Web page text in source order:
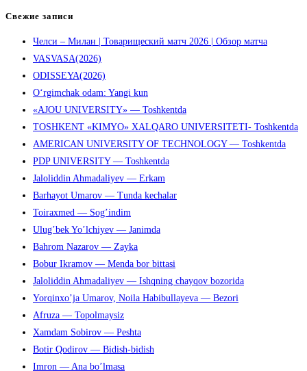
чтобы
поиска.
Свежие записи
Челси – Милан | Товарищеский матч 2026 | Обзор матча
VASVASA(2026)
ODISSEYA(2026)
O‘rgimchak odam: Yangi kun
«AJOU UNIVERSITY» — Toshkentda
TOSHKENT «KIMYO» XALQARO UNIVERSITETI- Toshkentda
AMERICAN UNIVERSITY OF TECHNOLOGY — Toshkentda
PDP UNIVERSITY — Toshkentda
Jaloliddin Ahmadaliyev — Erkam
Barhayot Umarov — Tunda kechalar
Toiraxmed — Sog’indim
Ulug’bek Yo’lchiyev — Janimda
Bahrom Nazarov — Zayka
Bobur Ikramov — Menda bor bittasi
Jaloliddin Ahmadaliyev — Ishqning chayqov bozorida
Yorqinxo’ja Umarov, Noila Habibullayeva — Bezori
Afruza — Topolmaysiz
Xamdam Sobirov — Peshta
Botir Qodirov — Bidish-bidish
Imron — Ana bo’lmasa